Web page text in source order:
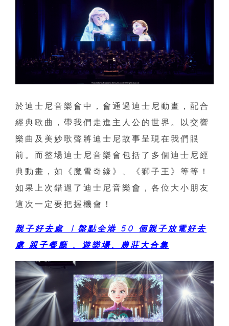
於迪士尼音樂會中，會通過迪士尼動畫，配合
經典歌曲，帶我們走進主人公的世界。以交響
樂曲及美妙歌聲將迪士尼故事呈現在我們眼
前。而整場迪士尼音樂會包括了多個迪士尼經
典動畫，如《魔雪奇緣》、《獅子王》等等！
如果上次錯過了迪士尼音樂會，各位大小朋友
這次一定要把握機會！
親子好去處 ︳盤點全港 50 個親子放電好去
處 親子餐廳 、遊樂場、農莊大合集